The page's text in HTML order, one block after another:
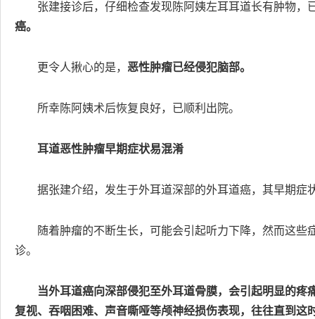
张建接诊后，仔细检查发现陈阿姨左耳耳道长有肿物，
癌。
更令人揪心的是， 恶性肿瘤已经侵犯脑部。
所幸陈阿姨术后恢复良好，已顺利出院。
耳道恶性肿瘤早期症状易混淆
据张建介绍，发生于外耳道深部的外耳道癌，其早期症
随着肿瘤的不断生长，可能会引起听力下降，然而这
诊。
当外耳道癌向深部侵犯至外耳道骨膜，会引起明显的
复视、吞咽困难、声音嘶哑等颅神经损伤表现，往往直到这